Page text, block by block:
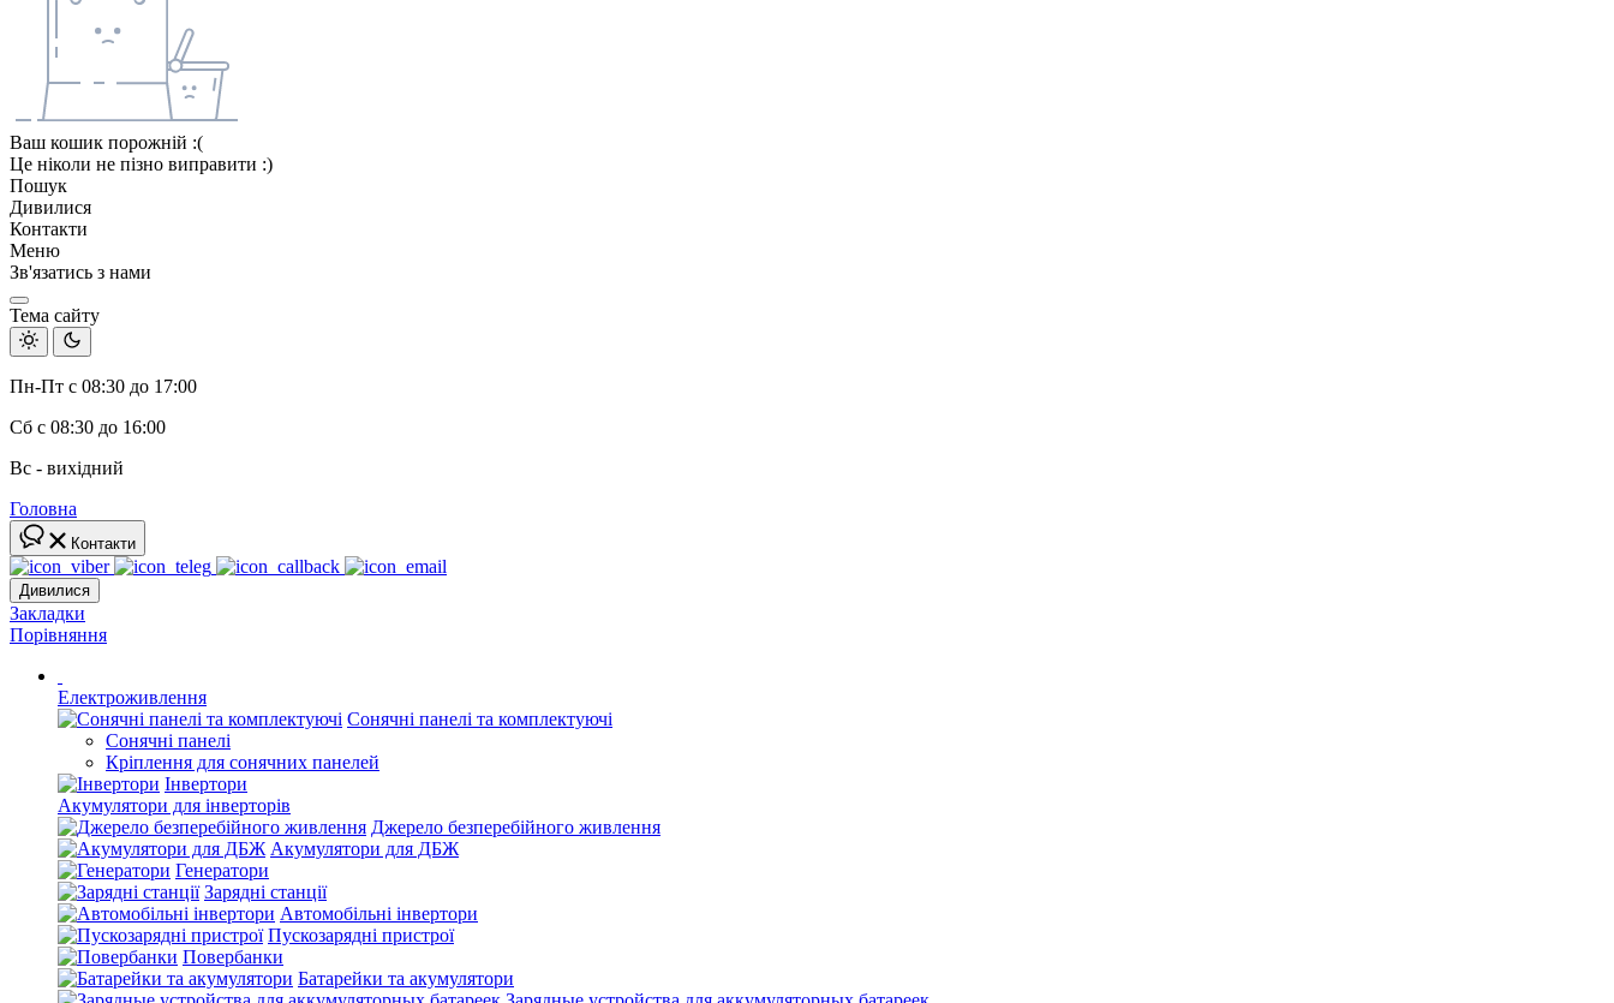
Ваш кошик порожній :(
Це ніколи не пізно виправити :)
Пошук
Дивилися
Контакти
Меню
Зв'язатись з нами
Тема сайту
Пн-Пт с 08:30 до 17:00
Сб с 08:30 до 16:00
Вс - вихідний
Головна
Контакти
Дивилися
Закладки
Порівняння
Електроживлення
Сонячні панелі та комплектуючі
Сонячні панелі
Кріплення для сонячних панелей
Інвертори
Акумулятори для інверторів
Джерело безперебійного живлення
Акумулятори для ДБЖ
Генератори
Зарядні станції
Автомобільні інвертори
Пускозарядні пристрої
Повербанки
Батарейки та акумулятори